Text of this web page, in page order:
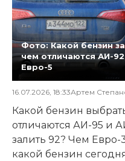
Фото: Какой бензин
чем отличаются АИ-
Евро-5
16.07.2026, 18:33Артем
Какой бензин
отличаются АИ-95 и
залить 92? Чем Евро-
какой бензин